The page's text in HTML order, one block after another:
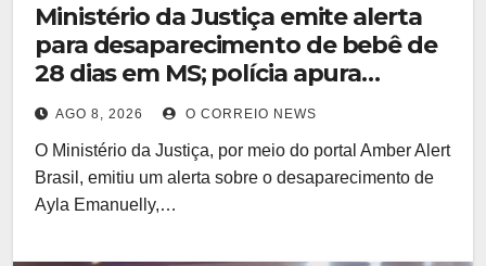
Ministério da Justiça emite alerta
para desaparecimento de bebê de
28 dias em MS; polícia apura
suposto sequestro
AGO 8, 2026 O CORREIO NEWS
O Ministério da Justiça, por meio do portal Amber Alert
Brasil, emitiu um alerta sobre o desaparecimento de
Ayla Emanuelly,…